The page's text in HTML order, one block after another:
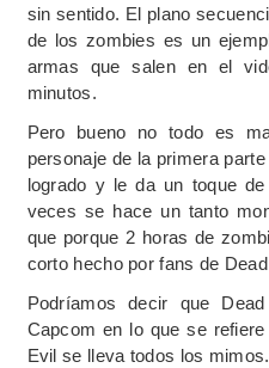
sin sentido. El plano
de los zombies es un
armas que salen en el
minutos.
Pero bueno no todo es
personaje de la primera
logrado y le da un toque
veces se hace un tanto
que porque 2 horas de
corto hecho por fans de
Podríamos decir que
Capcom en lo que se
Evil se lleva todos los mimos.